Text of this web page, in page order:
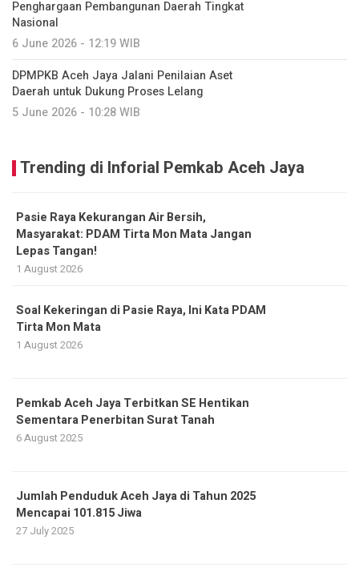
Penghargaan Pembangunan Daerah Tingkat
Nasional
6 June 2026 - 12:19 WIB
DPMPKB Aceh Jaya Jalani Penilaian Aset
Daerah untuk Dukung Proses Lelang
5 June 2026 - 10:28 WIB
Trending di Inforial Pemkab Aceh Jaya
Pasie Raya Kekurangan Air Bersih,
Masyarakat: PDAM Tirta Mon Mata Jangan
Lepas Tangan!
1 August 2026
Soal Kekeringan di Pasie Raya, Ini Kata PDAM
Tirta Mon Mata
1 August 2026
Pemkab Aceh Jaya Terbitkan SE Hentikan
Sementara Penerbitan Surat Tanah
6 August 2025
Jumlah Penduduk Aceh Jaya di Tahun 2025
Mencapai 101.815 Jiwa
27 July 2025